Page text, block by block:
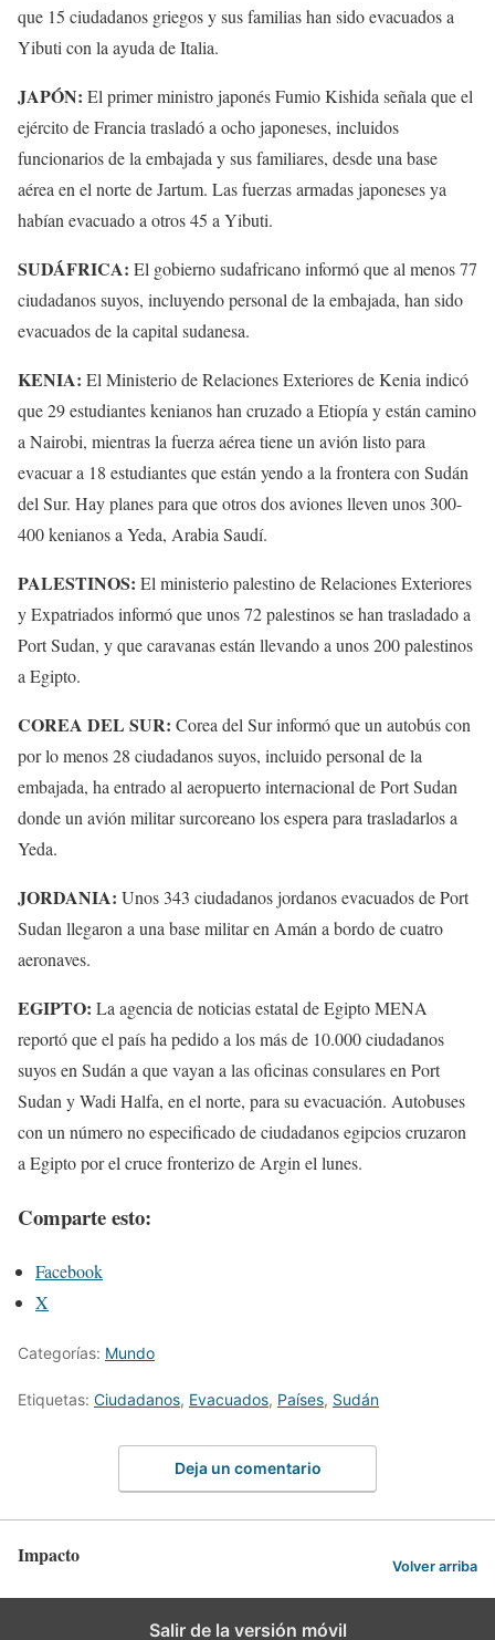
que 15 ciudadanos griegos y sus familias han sido evacuados a
Yibuti con la ayuda de Italia.
JAPÓN: El primer ministro japonés Fumio Kishida señala que el
ejército de Francia trasladó a ocho japoneses, incluidos
funcionarios de la embajada y sus familiares, desde una base
aérea en el norte de Jartum. Las fuerzas armadas japoneses ya
habían evacuado a otros 45 a Yibuti.
SUDÁFRICA: El gobierno sudafricano informó que al menos 77
ciudadanos suyos, incluyendo personal de la embajada, han sido
evacuados de la capital sudanesa.
KENIA: El Ministerio de Relaciones Exteriores de Kenia indicó
que 29 estudiantes kenianos han cruzado a Etiopía y están camino
a Nairobi, mientras la fuerza aérea tiene un avión listo para
evacuar a 18 estudiantes que están yendo a la frontera con Sudán
del Sur. Hay planes para que otros dos aviones lleven unos 300-
400 kenianos a Yeda, Arabia Saudí.
PALESTINOS: El ministerio palestino de Relaciones Exteriores
y Expatriados informó que unos 72 palestinos se han trasladado a
Port Sudan, y que caravanas están llevando a unos 200 palestinos
a Egipto.
COREA DEL SUR: Corea del Sur informó que un autobús con
por lo menos 28 ciudadanos suyos, incluido personal de la
embajada, ha entrado al aeropuerto internacional de Port Sudan
donde un avión militar surcoreano los espera para trasladarlos a
Yeda.
JORDANIA: Unos 343 ciudadanos jordanos evacuados de Port
Sudan llegaron a una base militar en Amán a bordo de cuatro
aeronaves.
EGIPTO: La agencia de noticias estatal de Egipto MENA
reportó que el país ha pedido a los más de 10.000 ciudadanos
suyos en Sudán a que vayan a las oficinas consulares en Port
Sudan y Wadi Halfa, en el norte, para su evacuación. Autobuses
con un número no especificado de ciudadanos egipcios cruzaron
a Egipto por el cruce fronterizo de Argin el lunes.
Comparte esto:
Facebook
X
Categorías: Mundo
Etiquetas: Ciudadanos, Evacuados, Países, Sudán
Deja un comentario
Impacto Volver arriba
Salir de la versión móvil